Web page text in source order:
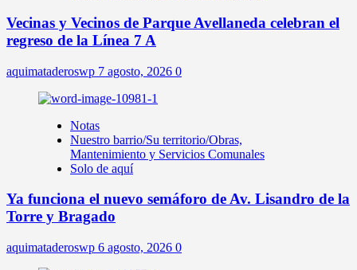
Vecinas y Vecinos de Parque Avellaneda celebran el
regreso de la Línea 7 A
aquimataderoswp 7 agosto, 2026 0
Notas
Nuestro barrio/Su territorio/Obras,
Mantenimiento y Servicios Comunales
Solo de aquí
Ya funciona el nuevo semáforo de Av. Lisandro de la
Torre y Bragado
aquimataderoswp 6 agosto, 2026 0